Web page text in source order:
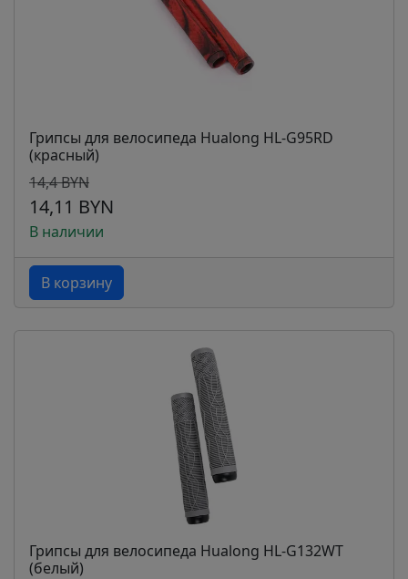
Грипсы для велосипеда Hualong HL-G95RD
(красный)
14,4 BYN
14,11 BYN
В наличии
В корзину
Грипсы для велосипеда Hualong HL-G132WT
(белый)